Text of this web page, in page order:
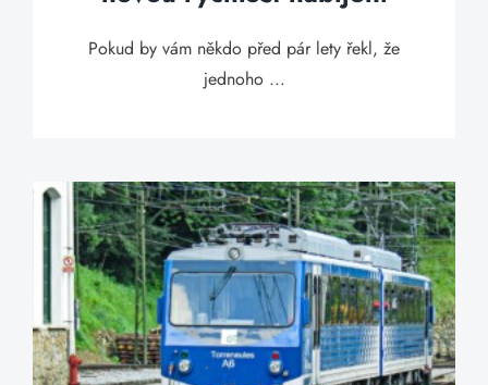
Pokud by vám někdo před pár lety řekl, že
jednoho ...